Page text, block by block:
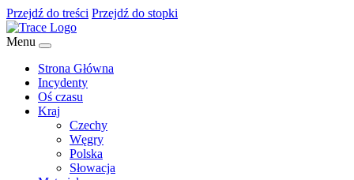
Przejdź do treści Przejdź do stopki
Menu
Strona Główna
Incydenty
Oś czasu
Kraj
Czechy
Węgry
Polska
Słowacja